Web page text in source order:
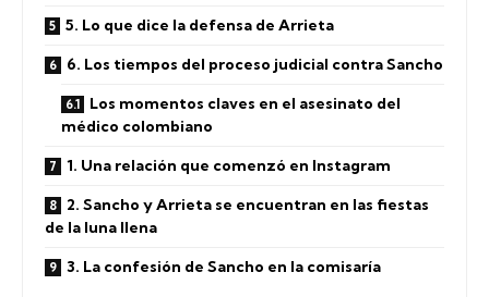
5. Lo que dice la defensa de Arrieta
6. Los tiempos del proceso judicial contra Sancho
Los momentos claves en el asesinato del
médico colombiano
1. Una relación que comenzó en Instagram
2. Sancho y Arrieta se encuentran en las fiestas
de la luna llena
3. La confesión de Sancho en la comisaría